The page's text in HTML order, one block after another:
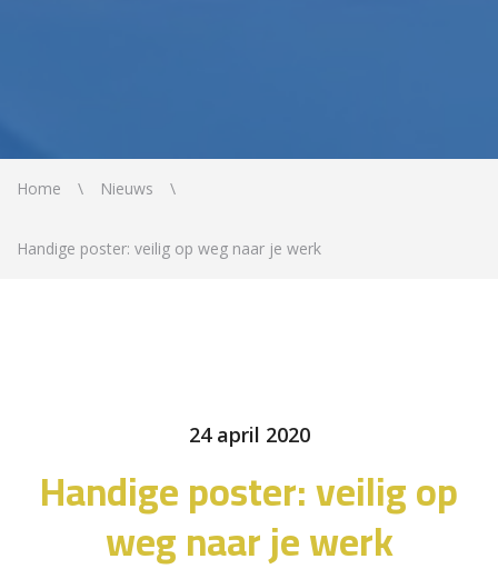
Home Nieuws
Handige poster: veilig op weg naar je werk
24 april 2020
Handige poster: veilig op
weg naar je werk